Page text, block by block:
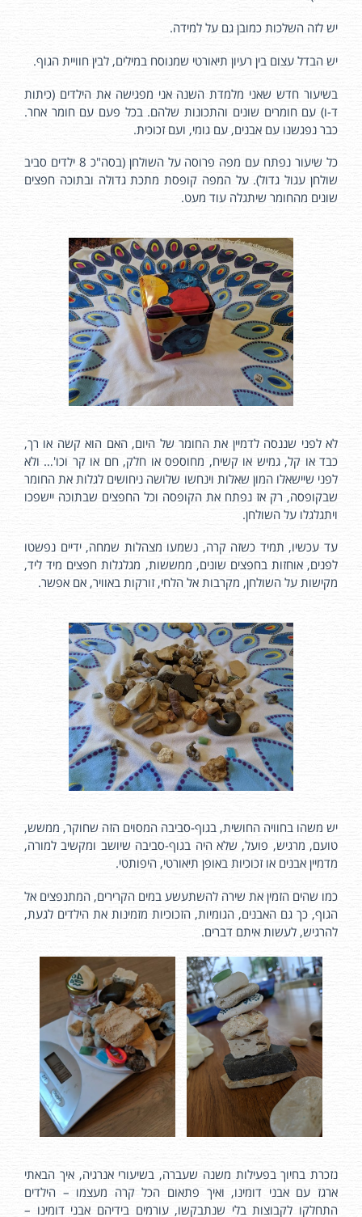
יש לזה השלכות כמובן גם על למידה.
יש הבדל עצום בין רעיון תיאורטי שמנוסח במילים, לבין חוויית הגוף.
בשיעור חדש שאני מלמדת השנה אני מפגישה את הילדים (כיתות
ד-ו) עם חומרים שונים והתכונות שלהם. בכל פעם עם חומר אחר.
כבר נפגשנו עם אבנים, עם גומי, ועם זכוכית.
כל שיעור נפתח עם מפה פרוסה על השולחן (בסה"כ 8 ילדים סביב
שולחן עגול גדול). על המפה קופסת מתכת גדולה ובתוכה חפצים
שונים מהחומר שיתגלה עוד מעט.
לא לפני שננסה לדמיין את החומר של היום, האם הוא קשה או רך,
כבד או קל, גמיש או קשיח, מחוספס או חלק, חם או קר וכו'… ולא
לפני שיישאלו המון שאלות וינחשו שלושה ניחושים לגלות את החומר
שבקופסה, רק אז נפתח את הקופסה וכל החפצים שבתוכה יישפכו
ויתגלגלו על השולחן.
עד עכשיו, תמיד כשזה קרה, נשמעו מצהלות שמחה, ידיים נפשטו
לפנים, אוחזות בחפצים שונים, ממששות, מגלגלות חפצים מיד ליד,
מקישות על השולחן, מקרבות אל הלחי, זורקות באוויר, אם אפשר.
יש משהו בחוויה החושית, בגוף-סביבה המסוים הזה שחוקר, ממשש,
טועם, מרגיש, פועל, שלא היה בגוף-סביבה שיושב ומקשיב למורה,
מדמיין אבנים או זכוכיות באופן תיאורטי, היפותטי.
כמו שהים הזמין את שירה להשתעשע במים הקרירים, המתנפצים אל
הגוף, כך גם האבנים, הגומיות, הזכוכיות מזמינות את הילדים לגעת,
להרגיש, לעשות איתם דברים.
נזכרת בחיוך בפעילות משנה שעברה, בשיעורי אנרגיה, איך הבאתי
ארגז עם אבני דומינו, ואיך פתאום הכל קרה מעצמו – הילדים
התחלקו לקבוצות בלי שנתבקשו, עורמים בידיהם אבני דומינו –